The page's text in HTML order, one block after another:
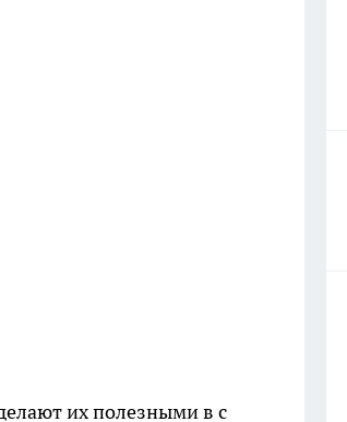
их полезными в с